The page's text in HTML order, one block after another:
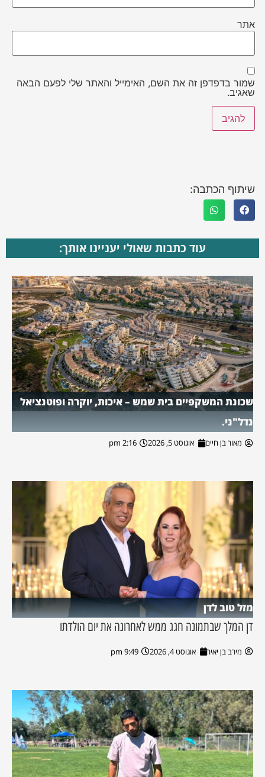
אתר
שמור בדפדפן זה את השם, האימייל והאתר שלי לפעם הבאה
שאגיב.
שיתוף הכתבה:
עוד כתבות שאולי יעניינו אותך:
שכונת המשקפיים בית שמש – איכות, יוקרה ופוטנציאל
נדל"ני.
מאור בן חיים אוגוסט 5, 2026 2:16 pm
מזל טוב לדן
דן המלך שבתמונה חגג ממש לאחרונה את יום הולדתו
מירב בן יאיר אוגוסט 4, 2026 9:49 pm